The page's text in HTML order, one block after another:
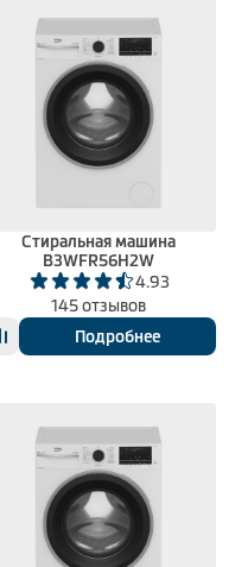
Стиральная машина
B3WFR56H2W
4.93
145 отзывов
Подробнее